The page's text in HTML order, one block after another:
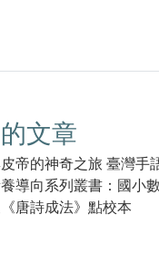
文章
皮帝的神奇之旅 臺灣手
導向系列叢書：國小
唐詩成法》點校本